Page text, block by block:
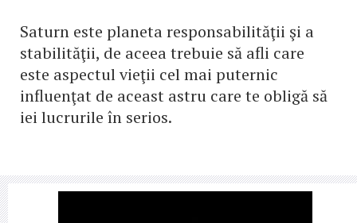
Saturn este planeta responsabilităţii şi a
stabilităţii, de aceea trebuie să afli care
este aspectul vieţii cel mai puternic
influenţat de aceast astru care te obligă să
iei lucrurile în serios.